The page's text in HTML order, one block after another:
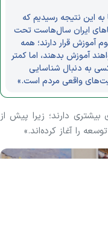
به این نتیجه رسیدیم که
ایران سال‌هاست تحت
آموزش قرار دارند؛ همه
آموزش بدهند، اما کمتر
به دنبال شناسایی
واقعی مردم است.»
دارند؛ زیرا پیش از
را آغاز کرده‌اند.»